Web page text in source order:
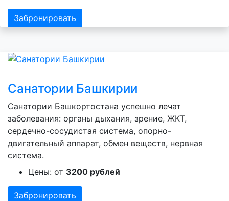
Забронировать
Санатории Башкирии
Санатории Башкортостана успешно лечат
заболевания: органы дыхания, зрение, ЖКТ,
сердечно-сосудистая система, опорно-
двигательный аппарат, обмен веществ, нервная
система.
Цены: от 3200 рублей
Забронировать